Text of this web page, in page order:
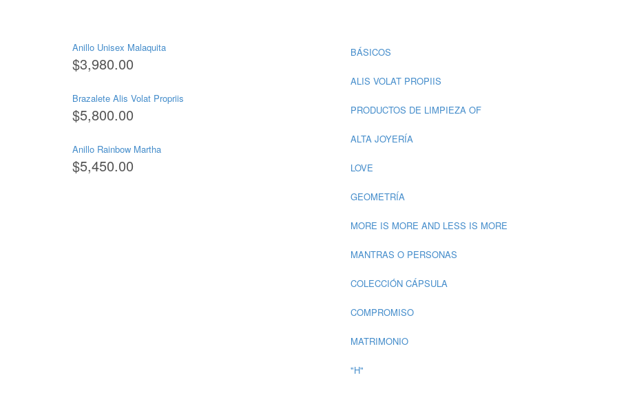
Anillo Unisex Malaquita
$3,980.00
Brazalete Alis Volat Propriis
$5,800.00
Anillo Rainbow Martha
$5,450.00
BÁSICOS
ALIS VOLAT PROPIIS
PRODUCTOS DE LIMPIEZA OF
ALTA JOYERÍA
LOVE
GEOMETRÍA
MORE IS MORE AND LESS IS MORE
MANTRAS O PERSONAS
COLECCIÓN CÁPSULA
COMPROMISO
MATRIMONIO
"H"